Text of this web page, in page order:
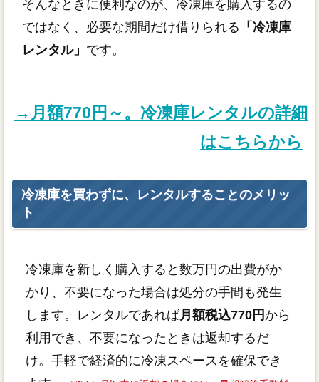
そんなときに便利なのが、冷凍庫を購入するの
ではなく、必要な期間だけ借りられる 「冷凍庫
レンタル」 です。
→月額770円～。冷凍庫レンタルの詳細
はこちらから
冷凍庫を買わずに、レンタルすることのメリッ
ト
冷凍庫を新しく購入すると数万円の出費がか
かり、不要になった場合は処分の手間も発生
します。レンタルであれば月額税込770円から
利用でき、不要になったときは返却するだ
け。手軽で経済的に冷凍スペースを確保でき